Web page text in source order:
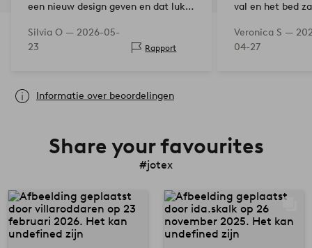
een nieuw design geven en dat lukt
twee verschillende hoogtes over
elkaar gelegd, eerst voor het
Silvia O — 2026-05-
23
Rapport
val en het bed
Veronica S —
04-27
Informatie over beoordelingen
Share your favourites
#jotex